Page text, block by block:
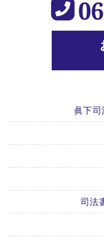
眞下
司法